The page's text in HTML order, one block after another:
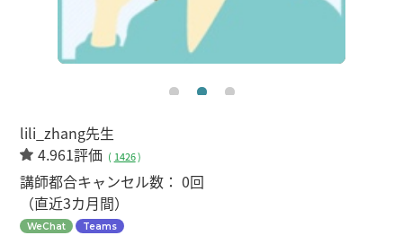
lili_zhang先生
4.961評価 ( 1426)
講師都合キャンセル数：0回
（直近3カ月間）
WeChat Teams